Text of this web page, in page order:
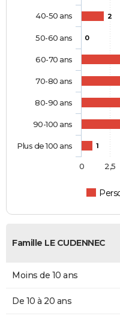
2
0
1
40-50 ans
50-60 ans
60-70 ans
70-80 ans
80-90 ans
90-100 ans
Plus de 100 ans
0 2,5
Famille LE CUDENNEC
Moins de 10 ans
De 10 à 20 ans